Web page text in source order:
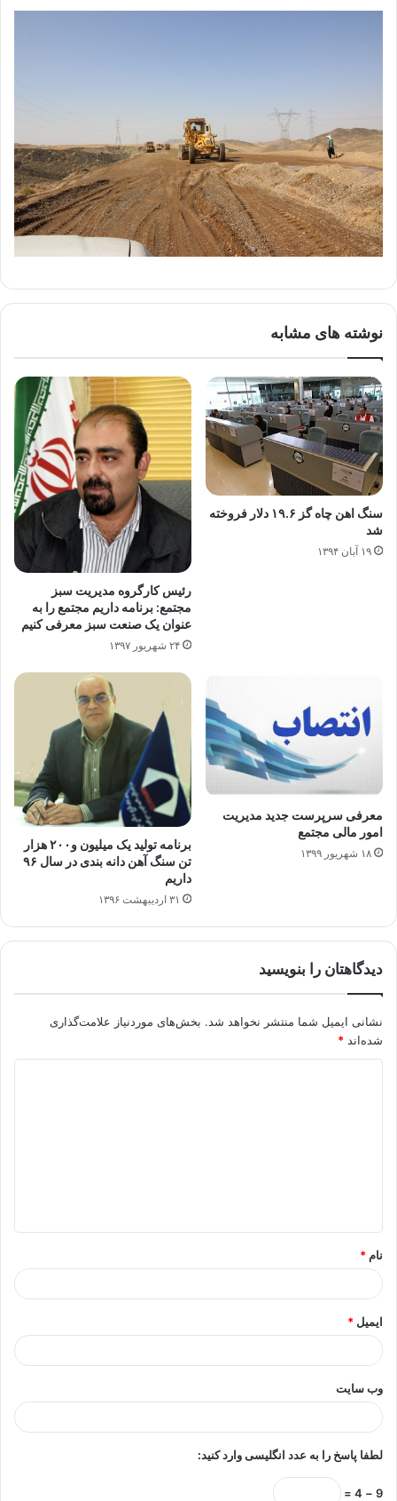
نوشته های مشابه
سنگ اهن چاه گز ۱۹.۶ دلار فروخته
شد
۱۹ آبان ۱۳۹۴
رئیس کارگروه مدیریت سبز
مجتمع: برنامه داریم مجتمع را به
عنوان یک صنعت سبز معرفی کنیم
۲۴ شهریور ۱۳۹۷
معرفی سرپرست جدید مدیریت
امور مالی مجتمع
۱۸ شهریور ۱۳۹۹
برنامه تولید یک میلیون و۲۰۰ هزار
تن سنگ آهن دانه بندی در سال ۹۶
داریم
۳۱ اردیبهشت ۱۳۹۶
دیدگاهتان را بنویسید
نشانی ایمیل شما منتشر نخواهد شد. بخش‌های موردنیاز علامت‌گذاری
شده‌اند *
*
نام *
ایمیل *
وب‌ سایت
لطفا پاسخ را به عدد انگلیسی وارد کنید:
9 − 4 =